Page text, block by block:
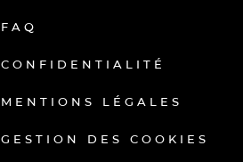
FAQ
CONFIDENTIALITÉ
MENTIONS LÉGALES
GESTION DES COOKIES